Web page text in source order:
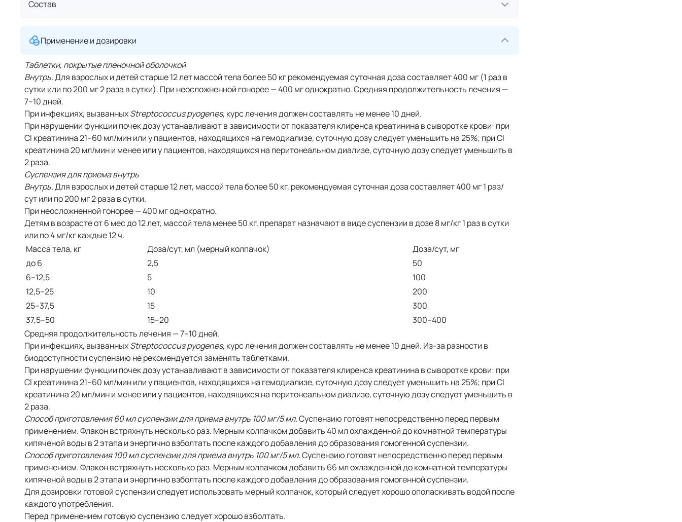
Состав
Применение и дозировки
Таблетки, покрытые пленочной оболочкой
Внутрь.Для взрослых и детей старше 12 лет массой тела более 50 кг рекомендуемая суточная доза составляет 400 мг (1 раз в
сутки или по 200 мг 2 раза в сутки). При неосложненной гонорее — 400 мг однократно. Средняя продолжительность лечения —
7–10 дней.
При инфекциях, вызванныхStreptococcus pyogenes, курс лечения должен составлять не менее 10 дней.
При нарушении функции почек дозу устанавливают в зависимости от показателя клиренса креатинина в сыворотке крови: при
Cl креатинина 21–60 мл/мин или у пациентов, находящихся на гемодиализе, суточную дозу следует уменьшить на 25%; при Cl
креатинина 20 мл/мин и менее или у пациентов, находящихся на перитонеальном диализе, суточную дозу следует уменьшить в
2 раза.
Суспензия для приема внутрь
Внутрь.Для взрослых и детей старше 12 лет, массой тела более 50 кг, рекомендуемая суточная доза составляет 400 мг 1 раз/
сут или по 200 мг 2 раза в сутки.
При неосложненной гонорее — 400 мг однократно.
Детям в возрасте от 6 мес до 12 лет, массой тела менее 50 кг, препарат назначают в виде суспензии в дозе 8 мг/кг 1 раз в сутки
или по 4 мг/кг каждые 12 ч.
Масса тела, кг
Доза/сут, мл (мерный колпачок)
Доза/сут, мг
до 6
2,5
50
6–12,5
5
100
12,5–25
10
200
25–37,5
15
300
37,5–50
15–20
300–400
Средняя продолжительность лечения — 7–10 дней.
При инфекциях, вызванныхStreptococcus pyogenes, курс лечения должен составлять не менее 10 дней. Из-за разности в
биодоступности суспензию не рекомендуется заменять таблетками.
При нарушении функции почек дозу устанавливают в зависимости от показателя клиренса креатинина в сыворотке крови: при
Cl креатинина 21–60 мл/мин или у пациентов, находящихся на гемодиализе, суточную дозу следует уменьшить на 25%; при Cl
креатинина 20 мл/мин и менее или у пациентов, находящихся на перитонеальном диализе, суточную дозу следует уменьшить в
2 раза.
Способ приготовления 60 мл суспензии для приема внутрь 100 мг/5 мл.Суспензию готовят непосредственно перед первым
применением. Флакон встряхнуть несколько раз. Мерным колпачком добавить 40 мл охлажденной до комнатной температуры
кипяченой воды в 2 этапа и энергично взболтать после каждого добавления до образования гомогенной суспензии.
Способ приготовления 100 мл суспензии для приема внутрь 100 мг/5 мл.Суспензию готовят непосредственно перед первым
применением. Флакон встряхнуть несколько раз. Мерным колпачком добавить 66 мл охлажденной до комнатной температуры
кипяченой воды в 2 этапа и энергично взболтать после каждого добавления до образования гомогенной суспензии.
Для дозировки готовой суспензии следует использовать мерный колпачок, который следует хорошо ополаскивать водой после
каждого употребления.
Перед применением готовую суспензию следует хорошо взболтать.